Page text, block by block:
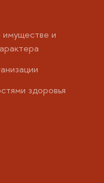
и
здоровья